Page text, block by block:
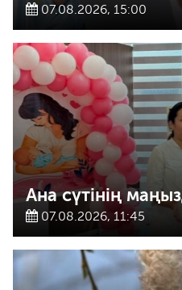
07.08.2026, 15:00
Ана сүтінің
07.08.2026, 11:45